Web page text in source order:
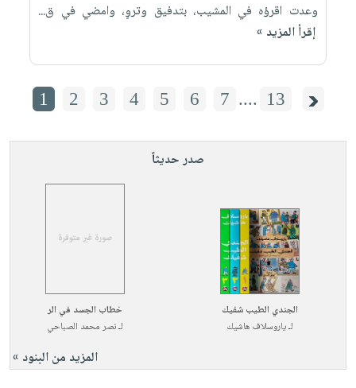
وعدت اقرؤه في المشيب، بتدفيق وتروٍ، وامضي في ق...
إقرأ المزيد »
1 2 3 4 5 6 7 .... 13
صدر حديثاً
الجندي الطيب شفيك
لـياروسلاف هاشيك
خطاب الجسد في الر
لـنصر محمد الصباحي
المزيد من البنود »